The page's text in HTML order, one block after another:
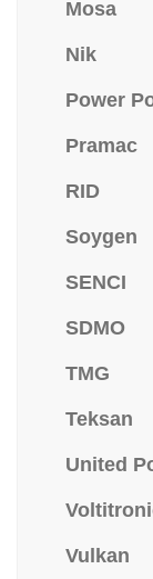
Mosa
Nik
Power
Pramac
RID
Soygen
SENCI
SDMO
TMG
Teksan
United
Vulkan